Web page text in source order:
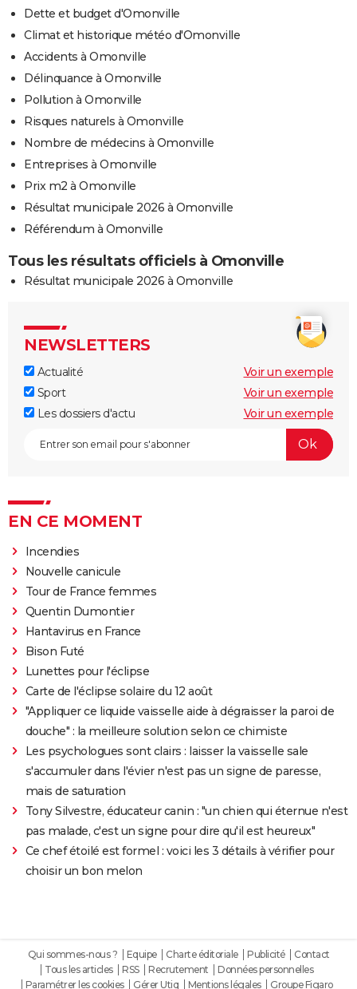
Dette et budget d'Omonville
Climat et historique météo d'Omonville
Accidents à Omonville
Délinquance à Omonville
Pollution à Omonville
Risques naturels à Omonville
Nombre de médecins à Omonville
Entreprises à Omonville
Prix m2 à Omonville
Résultat municipale 2026 à Omonville
Référendum à Omonville
Tous les résultats officiels à Omonville
Résultat municipale 2026 à Omonville
NEWSLETTERS
Actualité
Voir un exemple
Sport
Voir un exemple
Les dossiers d'actu
Voir un exemple
EN CE MOMENT
Incendies
Nouvelle canicule
Tour de France femmes
Quentin Dumontier
Hantavirus en France
Bison Futé
Lunettes pour l'éclipse
Carte de l'éclipse solaire du 12 août
"Appliquer ce liquide vaisselle aide à dégraisser la paroi de
douche" : la meilleure solution selon ce chimiste
Les psychologues sont clairs : laisser la vaisselle sale
s'accumuler dans l'évier n'est pas un signe de paresse,
mais de saturation
Tony Silvestre, éducateur canin : "un chien qui éternue n'est
pas malade, c'est un signe pour dire qu'il est heureux"
Ce chef étoilé est formel : voici les 3 détails à vérifier pour
choisir un bon melon
Qui sommes-nous ? Equipe Charte éditoriale Publicité
Contact
Tous les articles
RSS Recrutement
Données personnelles
Paramétrer les cookies
Gérer Utiq Mentions légales Groupe Figaro